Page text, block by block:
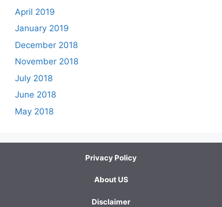
April 2019
January 2019
December 2018
November 2018
July 2018
June 2018
May 2018
Privacy Policy
About US
Disclaimer